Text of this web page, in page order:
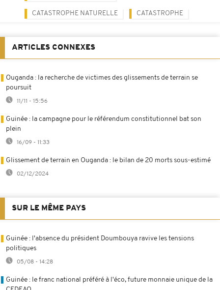
CATASTROPHE NATURELLE CATASTROPHE
ARTICLES CONNEXES
Ouganda : la recherche de victimes des glissements de terrain se
poursuit
11/11 - 15:56
Guinée : la campagne pour le référendum constitutionnel bat son
plein
16/09 - 11:33
Glissement de terrain en Ouganda : le bilan de 20 morts sous-estimé
02/12/2024
SUR LE MÊME PAYS
Guinée : l'absence du président Doumbouya ravive les tensions
politiques
05/08 - 14:28
Guinée : le franc national préféré à l'éco, future monnaie unique de la